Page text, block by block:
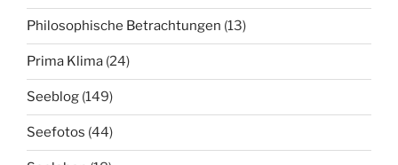
Philosophische Betrachtungen (13)
Prima Klima (24)
Seeblog (149)
Seefotos (44)